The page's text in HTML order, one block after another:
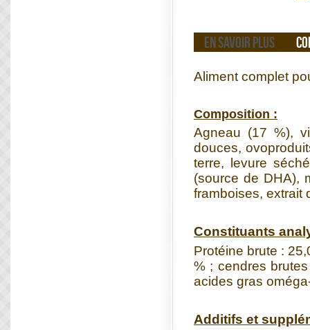
EN SAVOIR PLUS
Aliment complet
Composition :
Agneau (17 %),
douces,
terre, levure
(source de DHA),
framboises, extrait
Constituants
Protéine brute :
% ; cendres
acides gras
Additifs et